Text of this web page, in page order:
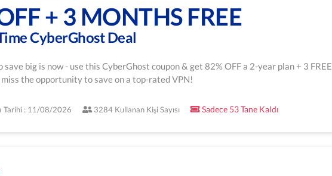
+ 3 MONTHS FREE
CyberGhost Deal
save big is now - use this CyberGhost coupon & get 82% OFF a 2-year plan + 3 FREE
the opportunity to save on a top-rated VPN!
Tarihi : 11/08/2026 3284 Kullanan Kişi Sayısı Sadece 53 Tane Kaldı